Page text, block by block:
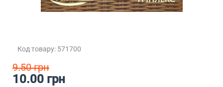
Код товару: 571700
9.50 грн
10.00 грн